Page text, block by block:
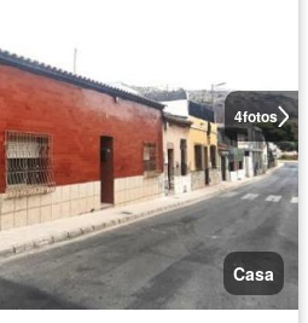
4fotos
Casa